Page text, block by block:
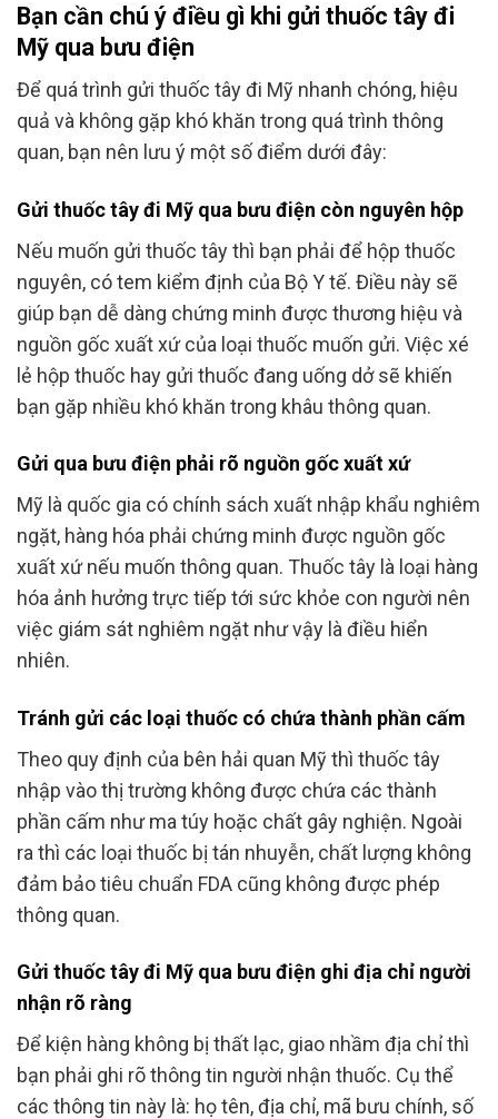
Bạn cần chú ý điều gì khi gửi thuốc tây đi
Mỹ qua bưu điện
Để quá trình gửi thuốc tây đi Mỹ nhanh chóng, hiệu
quả và không gặp khó khăn trong quá trình thông
quan, bạn nên lưu ý một số điểm dưới đây:
Gửi thuốc tây đi Mỹ qua bưu điện còn nguyên hộp
Nếu muốn gửi thuốc tây thì bạn phải để hộp thuốc
nguyên, có tem kiểm định của Bộ Y tế. Điều này sẽ
giúp bạn dễ dàng chứng minh được thương hiệu và
nguồn gốc xuất xứ của loại thuốc muốn gửi. Việc xé
lẻ hộp thuốc hay gửi thuốc đang uống dở sẽ khiến
bạn gặp nhiều khó khăn trong khâu thông quan.
Gửi qua bưu điện phải rõ nguồn gốc xuất xứ
Mỹ là quốc gia có chính sách xuất nhập khẩu nghiêm
ngặt, hàng hóa phải chứng minh được nguồn gốc
xuất xứ nếu muốn thông quan. Thuốc tây là loại hàng
hóa ảnh hưởng trực tiếp tới sức khỏe con người nên
việc giám sát nghiêm ngặt như vậy là điều hiển
nhiên.
Tránh gửi các loại thuốc có chứa thành phần cấm
Theo quy định của bên hải quan Mỹ thì thuốc tây
nhập vào thị trường không được chứa các thành
phần cấm như ma túy hoặc chất gây nghiện. Ngoài
ra thì các loại thuốc bị tán nhuyễn, chất lượng không
đảm bảo tiêu chuẩn FDA cũng không được phép
thông quan.
Gửi thuốc tây đi Mỹ qua bưu điện ghi địa chỉ người
nhận rõ ràng
Để kiện hàng không bị thất lạc, giao nhầm địa chỉ thì
bạn phải ghi rõ thông tin người nhận thuốc. Cụ thể
các thông tin này là: họ tên, địa chỉ, mã bưu chính, số